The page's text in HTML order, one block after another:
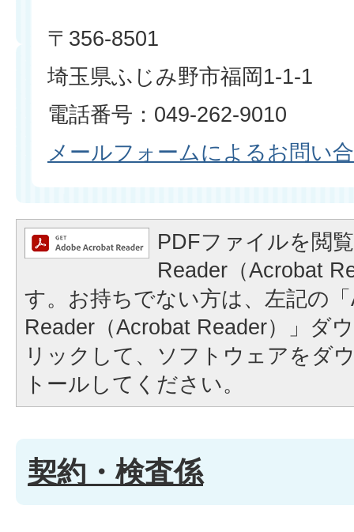
〒356-8501
埼玉県ふじみ野市福岡1-1-1
電話番号：049-262-9010
メールフォームによるお問い
PDFファイルを閲
Reader（Acrobat
す。お持ちでない方は、左記の
Reader（Acrobat Reader）」ダ
リックして、ソフトウェアをダ
トールしてください。
契約・検査係